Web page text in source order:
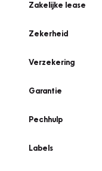
Zakelijke lease
Zekerheid
Verzekering
Garantie
Pechhulp
Labels